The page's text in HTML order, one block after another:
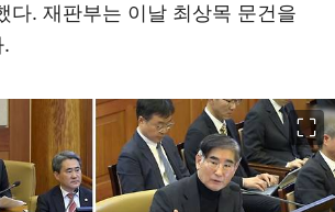
다. 재판부는 이날 최상목 문건을